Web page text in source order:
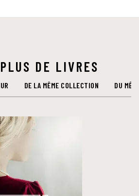
DE LIVRES
DE LA MÊME COLLECTION DU